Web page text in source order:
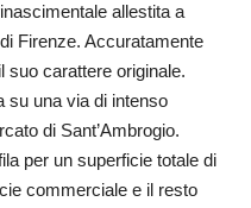
allestita a
Firenze. Accuratamente
suo carattere originale.
su una via di intenso
di Sant’Ambrogio.
per un superficie totale di
commerciale e il resto